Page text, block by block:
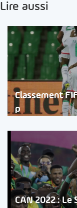
Lire aussi
Classement
p
CAN 2022 :